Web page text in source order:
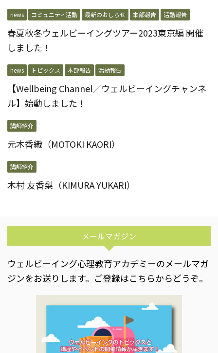
news コミュニティ活動 最新のおしらせ 本部報告 活動報告
春夏秋冬ウェルビーイングツアー2023東京編 開催
しました！
news トピックス 本部報告 活動報告
【Wellbeing Channel／ウェルビーイングチャンネ
ル】始動しました！
講師紹介
元木香織（MOTOKI KAORI）
講師紹介
木村 友香梨（KIMURA YUKARI）
メールマガジン
ウェルビーイング心理教育アカデミーのメールマガ
ジンをお送りします。ご登録はこちらからどうぞ。